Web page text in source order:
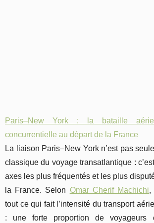
Paris–New York : la bataille
concurrentielle au départ de la France
La liaison Paris–New York n’est pas
classique du voyage transatlantique :
axes les plus fréquentés et les plus
la France. Selon Omar Cherif Machichi,
tout ce qui fait l’intensité du transport
: une forte proportion de voyageurs